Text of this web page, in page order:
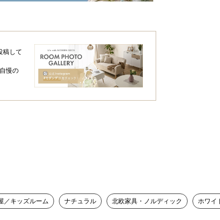
稿して
慢の
／キッズルーム ナチュラル 北欧家具・ノルディック ホワイ